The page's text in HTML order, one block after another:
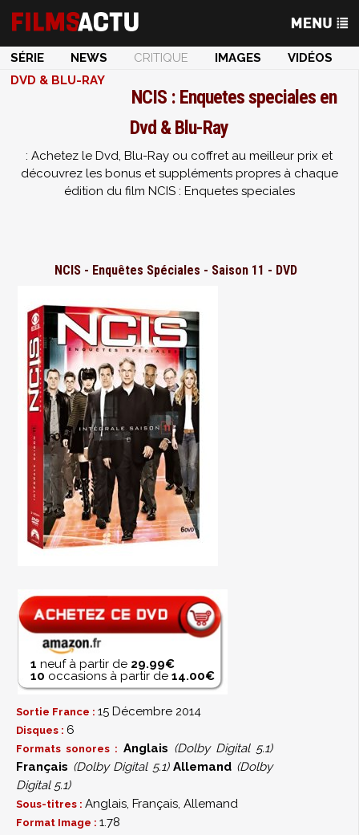
SÉRIE NEWS CRITIQUE IMAGES
VIDÉOS
DVD & BLU-RAY
NCIS : Enquetes speciales en
Dvd & Blu-Ray
: Achetez le Dvd, Blu-Ray ou coffret au meilleur prix et
découvrez les bonus et suppléments propres à chaque
édition du film NCIS : Enquetes speciales
NCIS - Enquêtes Spéciales - Saison 11 - DVD
1 neuf à partir de 29.99€
10 occasions à partir de 14.00€
Sortie France : 15 Décembre 2014
Disques : 6
Formats sonores : Anglais (Dolby Digital 5.1)
Français (Dolby Digital 5.1) Allemand (Dolby
Digital 5.1)
Sous-titres : Anglais, Français, Allemand
Format Image : 1.78